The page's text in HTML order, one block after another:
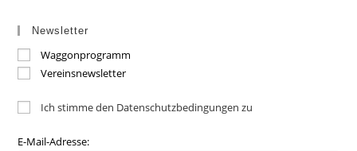
Newsletter
Waggonprogramm
Vereinsnewsletter
Ich stimme den Datenschutzbedingungen zu
E-Mail-Adresse: